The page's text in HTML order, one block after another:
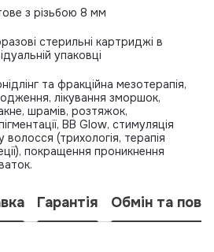
з різьбою 8 мм
стерильні картриджі в
упаковці
та фракційна мезотерапія,
лікування зморшок,
шрамів, розтяжок,
BB Glow, стимуляція
волосся (трихологія, терапія
покращення проникнення
Гарантія Обмін та